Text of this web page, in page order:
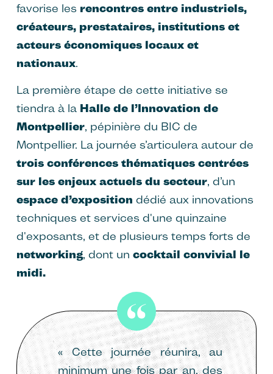
favorise les rencontres entre industriels,
créateurs, prestataires, institutions et
acteurs économiques locaux et
nationaux.
La première étape de cette initiative se
tiendra à la Halle de l’Innovation de
Montpellier, pépinière du BIC de
Montpellier. La journée s’articulera autour de
trois conférences thématiques centrées
sur les enjeux actuels du secteur, d’un
espace d’exposition dédié aux innovations
techniques et services d'une quinzaine
d'exposants, et de plusieurs temps forts de
networking, dont un cocktail convivial le
midi.
« Cette journée réunira, au
minimum une fois par an, des